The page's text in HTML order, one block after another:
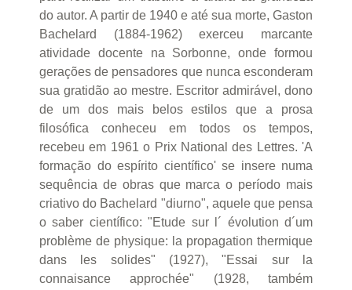
do autor. A partir de 1940 e até sua morte, Gaston
Bachelard (1884-1962) exerceu marcante
atividade docente na Sorbonne, onde formou
gerações de pensadores que nunca esconderam
sua gratidão ao mestre. Escritor admirável, dono
de um dos mais belos estilos que a prosa
filosófica conheceu em todos os tempos,
recebeu em 1961 o Prix National des Lettres. 'A
formação do espírito científico' se insere numa
sequência de obras que marca o período mais
criativo do Bachelard "diurno", aquele que pensa
o saber científico: "Etude sur l´ évolution d´um
problème de physique: la propagation thermique
dans les solides" (1927), "Essai sur la
connaisance approchée" (1928, também